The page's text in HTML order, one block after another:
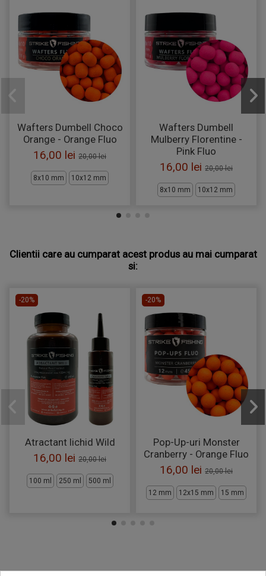
Wafters Dumbell Choco
Orange - Orange Fluo
16,00 lei20,00 lei
8x10 mm 10x12 mm
Wafters Dumbell
Mulberry Florentine -
Pink Fluo
16,00 lei20,00 lei
8x10 mm 10x12 mm
Clientii care au cumparat acest produs au mai cumparat
si:
-20%
Atractant lichid Wild
16,00 lei20,00 lei
100 ml 250 ml 500 ml
-20%
Pop-Up-uri Monster
Cranberry - Orange Fluo
16,00 lei20,00 lei
12 mm 12x15 mm 15 mm